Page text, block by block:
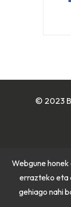
© 2023
Webgune
errazteko eta
gehiago nahi